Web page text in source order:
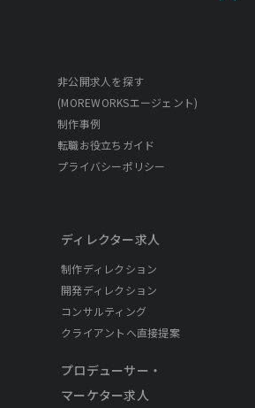
非公開求人を探す
(MOREWORKSエージェント)
制作事例
転職お役立ちガイド
プライバシーポリシー
ディレクター求人
制作ディレクション
開発ディレクション
コンサルティング
クライアントへ直接提案
プロデューサー・
マーケター求人